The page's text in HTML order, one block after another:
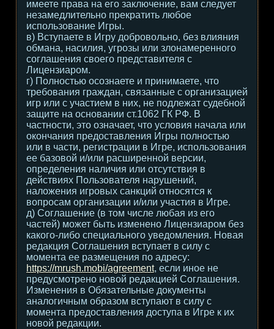
имеете права на его заключение, вам следует
незамедлительно прекратить любое
использование Игры.
в) Вступаете в Игру добровольно, без влияния
обмана, насилия, угрозы или злонамеренного
соглашения своего представителя с
Лицензиаром.
г) Полностью осознаете и принимаете, что
требования граждан, связанные с организацией
игр или с участием в них, не подлежат судебной
защите на основании ст.1062 ГК РФ. В
частности, это означает, что условия начала или
окончания предоставления Игры полностью
или в части, регистрации в Игре, использования
ее базовой и/или расширенной версии,
определения наличия или отсутствия в
действиях Пользователя нарушений,
наложения игровых санкций относятся к
вопросам организации и/или участия в Игре.
д) Соглашение (в том числе любая из его
частей) может быть изменено Лицензиаром без
какого-либо специального уведомления. Новая
редакция Соглашения вступает в силу с
момента ее размещения по адресу:
https://mrush.mobi/agreement, если иное не
предусмотрено новой редакцией Соглашения.
Изменения в Обязательные документы
аналогичным образом вступают в силу с
момента предоставления доступа в Игре к их
новой редакции.